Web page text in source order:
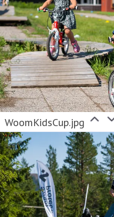
WoomKidsCup.jpg